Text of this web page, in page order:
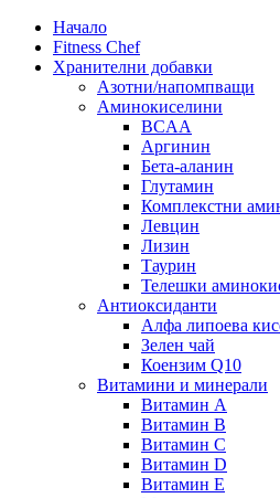
Начало
Fitness Chef
Хранителни добавки
Азотни/напомпващи
Аминокиселини
BCAA
Аргинин
Бета-аланин
Глутамин
Комплекстни
Левцин
Лизин
Таурин
Телешки
Антиоксиданти
Алфа липоева
Зелен чай
Коензим Q10
Витамини и минерали
Витамин А
Витамин B
Витамин C
Витамин D
Витамин E